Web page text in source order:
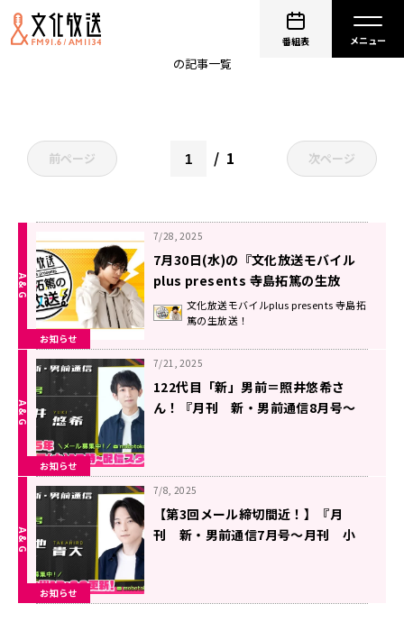
番組表
文化放送モバイルplus
の記事一覧
前ページ 1 次ページ
お知らせ
7/28, 2025
7月30日(水)の『文化放送モバイル
plus presents 寺島拓篤の生放
送！』は 神原大地さんがゲスト！
文化放送モバイルplus presents 寺島拓
篤の生放送！
お知らせ
7/21, 2025
122代目「新」男前＝照井悠希さ
ん！『月刊 新・男前通信8月号～
お知らせ
7/8, 2025
【第3回メール締切間近！】『月
刊 新・男前通信7月号～月刊 小